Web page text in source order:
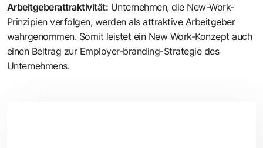
Arbeitgeberattraktivität: Unternehmen, die New-Work-
Prinzipien verfolgen, werden als attraktive Arbeitgeber
wahrgenommen. Somit leistet ein New Work-Konzept auch
einen Beitrag zur Employer-branding-Strategie des
Unternehmens.